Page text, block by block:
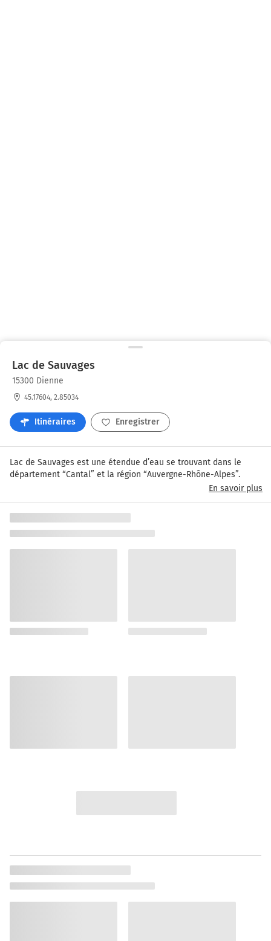
Lac de Sauvages
15300 Dienne
45.17604, 2.85034
Itinéraires Enregistrer
Lac de Sauvages est une étendue d’eau se trouvant dans le
département “Cantal” et la région “Auvergne-Rhône-Alpes”.
En savoir plus